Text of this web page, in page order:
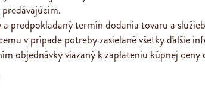
predpokladaný termín dodania tovaru a
v prípade potreby zasielané všetky ďalšie
objednávky viazaný k zaplateniu kúpnej